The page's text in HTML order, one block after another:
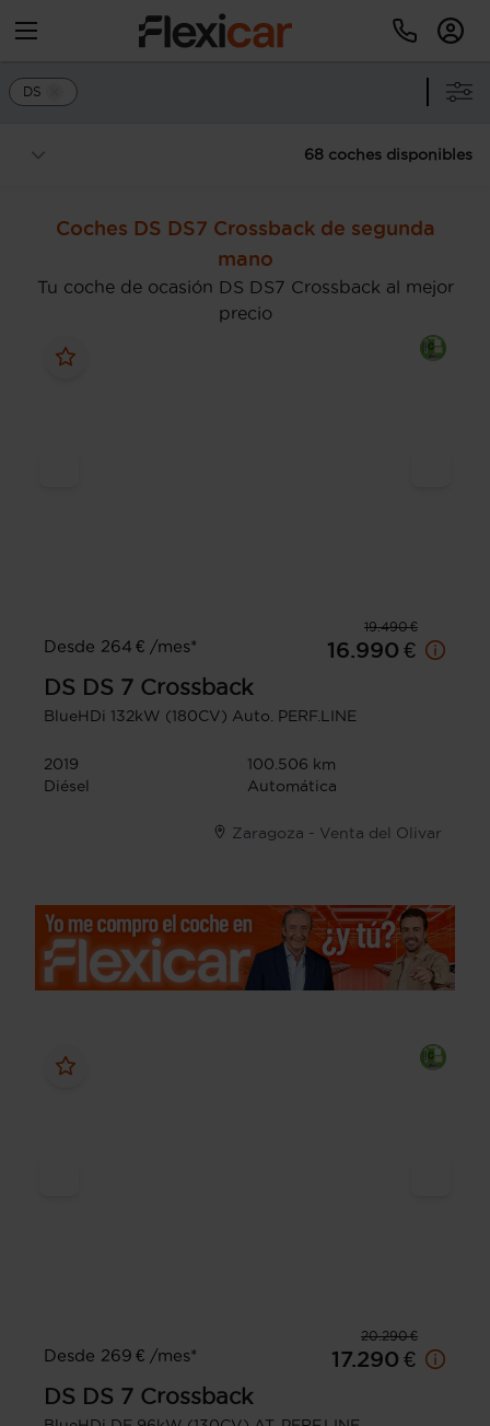
DS
68 coches disponibles
Coches DS DS7 Crossback de segunda
mano
Tu coche de ocasión DS DS7 Crossback al mejor
precio
19.490 €
Desde 264 € /mes*
16.990 €
DS DS 7 Crossback
BlueHDi 132kW (180CV) Auto. PERF.LINE
2019
100.506 km
Diésel
Automática
Zaragoza - Venta del Olivar
20.290 €
Desde 269 € /mes*
17.290 €
DS DS 7 Crossback